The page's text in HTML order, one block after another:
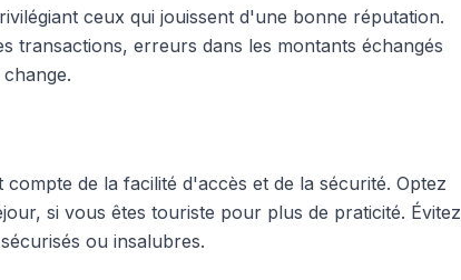
ceux qui jouissent d'une bonne réputation.
transactions, erreurs dans les montants échangés
de la facilité d'accès et de la sécurité. Optez
si vous êtes touriste pour plus de praticité. Évitez
ou insalubres.